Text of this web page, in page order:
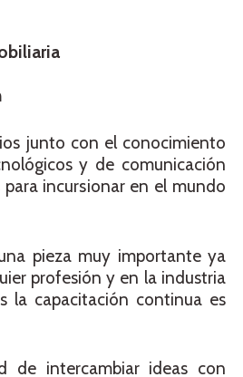
junto con el conocimiento
y de comunicación
para incursionar en el mundo
pieza muy importante ya
profesión y en la industria
la capacitación continua es
de intercambiar ideas con